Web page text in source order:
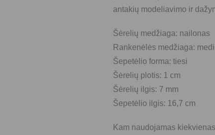
antakių modeliavimo ir
Šėrelių medžiaga: nailonas
Rankenėlės medžiaga:
Šepetėlio forma: tiesi
Šėrelių plotis: 1 cm
Šėrelių ilgis: 7 mm
Šepetėlio ilgis: 16,7 cm
Kam naudojamas